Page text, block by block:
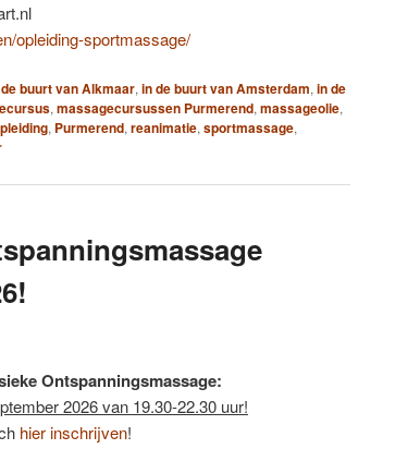
opleiding-sportmassage/
buurt van Alkmaar,in de buurt van Amsterdam,in de
,massagecursussen Purmerend,massageolie,
, Purmerend,reanimatie,sportmassage,
Ontspanningsmassage:
2026 van 19.30-22.30 uur!
hier inschrijven!